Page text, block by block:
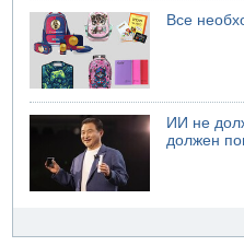
Все
ИИ не
должен